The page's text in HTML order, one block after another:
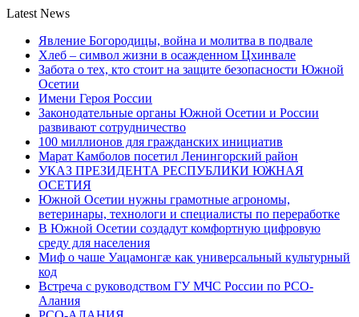
Latest News
Явление Богородицы, война и молитва в подвале
Хлеб – символ жизни в осажденном Цхинвале
Забота о тех, кто стоит на защите безопасности Южной
Осетии
Имени Героя России
Законодательные органы Южной Осетии и России
развивают сотрудничество
100 миллионов для гражданских инициатив
Марат Камболов посетил Ленингорский район
УКАЗ ПРЕЗИДЕНТА РЕСПУБЛИКИ ЮЖНАЯ
ОСЕТИЯ
Южной Осетии нужны грамотные агрономы,
ветеринары, технологи и специалисты по переработке
В Южной Осетии создадут комфортную цифровую
среду для населения
Миф о чаше Уацамонгæ как универсальный культурный
код
Встреча с руководством ГУ МЧС России по РСО-
Алания